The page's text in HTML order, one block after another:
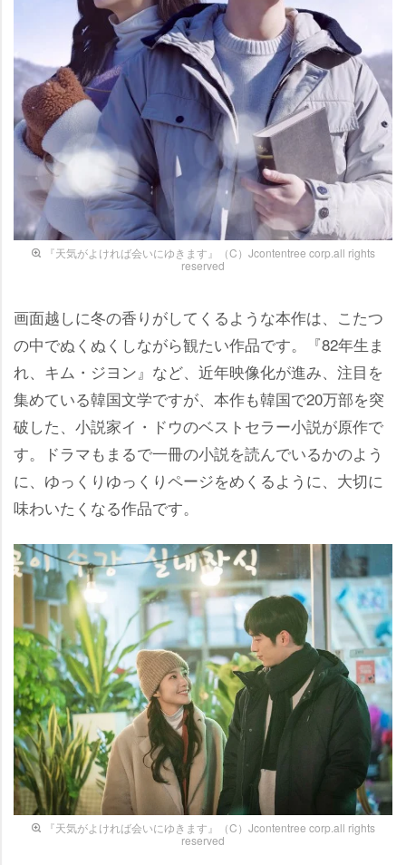
『天気がよければ会いにゆきます』（C）Jcontentree corp.all rights
reserved
画面越しに冬の香りがしてくるような本作は、こたつ
の中でぬくぬくしながら観たい作品です。『82年生ま
れ、キム・ジヨン』など、近年映像化が進み、注目を
集めている韓国文学ですが、本作も韓国で20万部を突
破した、小説家イ・ドウのベストセラー小説が原作で
す。ドラマもまるで一冊の小説を読んでいるかのよう
に、ゆっくりゆっくりページをめくるように、大切に
味わいたくなる作品です。
『天気がよければ会いにゆきます』（C）Jcontentree corp.all rights
reserved